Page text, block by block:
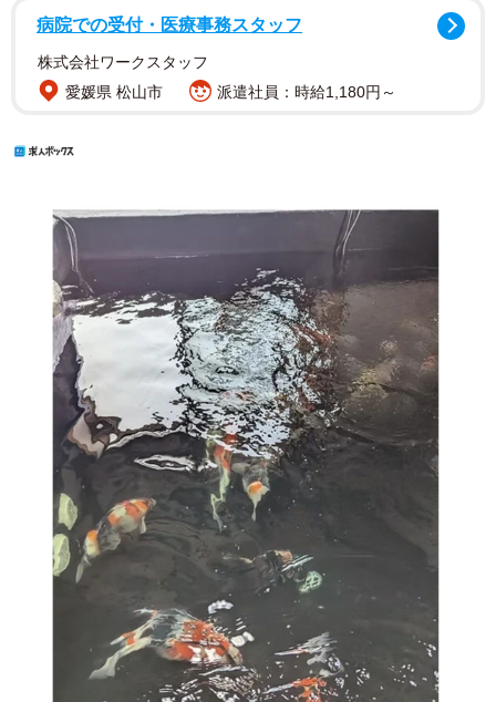
病院での受付・医療事務スタッフ
株式会社ワークスタッフ
愛媛県 松山市
派遣社員：時給1,180円～